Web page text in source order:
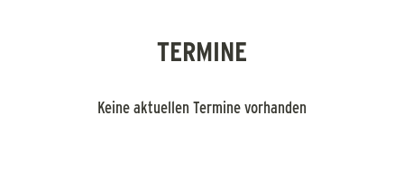
TERMINE
Keine aktuellen Termine vorhanden